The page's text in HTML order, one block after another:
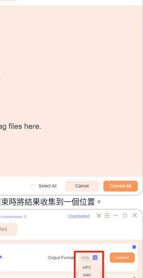
時將結果收集到一個位置。